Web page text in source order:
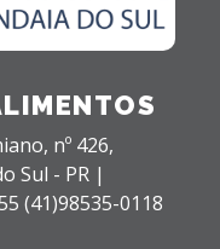
nº 426,
Sul - PR |
(41)98535-0118